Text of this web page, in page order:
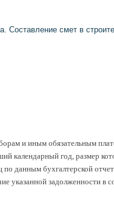
. Составление смет в
и иным обязательным
календарный год, размер
данным бухгалтерской
указанной задолженности в